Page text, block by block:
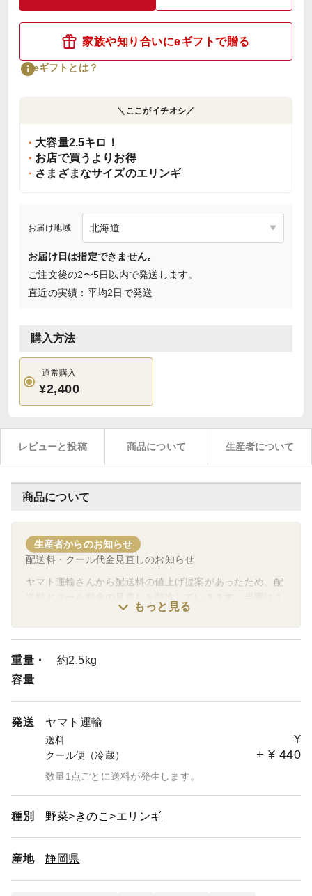
家族や知り合いにeギフトで贈る
eギフトとは？
＼ここがイチオシ／
大容量2.5キロ！
お店で買うよりお得
さまざまなサイズのエリンギ
お届け地域
お届け日は指定できません。
ご注文後の2〜5日以内で発送します。
直近の実績：平均2日で発送
購入方法
通常購入
¥2,400
レビューと投稿 商品について 生産者について
商品について
生産者からのお知らせ
配送料・クール代金見直しのお知らせ
ヤマト運輸さんから配送料の値上げ提案があったため、配
００サイズでの配送が多いため、６０サイズ基準で表示さ
お客様にはご迷惑おかけしますが、よろしくお願いしま
す。
もっと見る
重量・
容量
約2.5kg
発送 ヤマト運輸
送料 ¥
クール便（冷蔵） + ¥ 440
数量1点ごとに送料が発生します。
種別 野菜 きのこ エリンギ
産地 静岡県